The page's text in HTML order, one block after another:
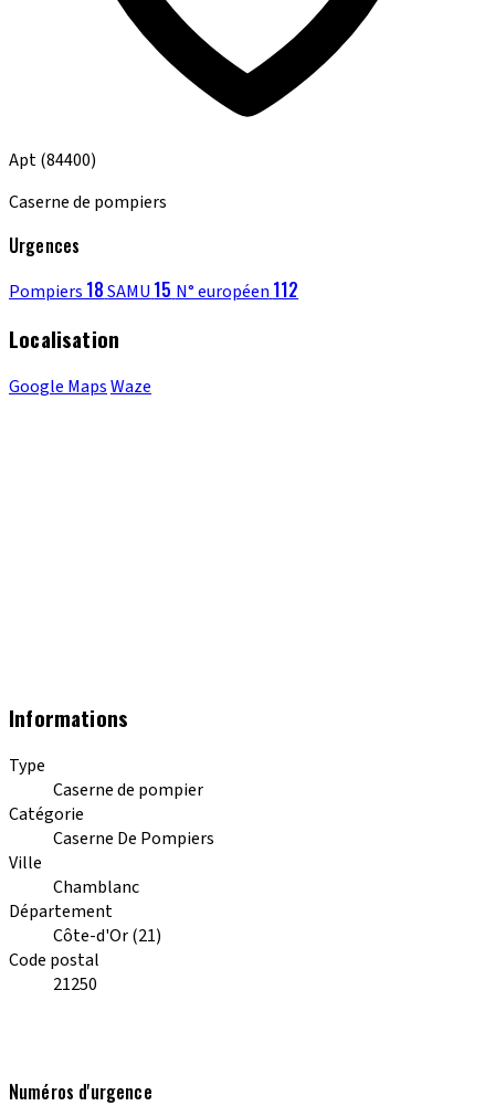
Apt(84400)
Caserne de pompiers
Urgences
Pompiers 18SAMU 15 N° européen 112
Localisation
Google MapsWaze
Informations
Type
Caserne de pompier
Catégorie
Caserne De Pompiers
Ville
Chamblanc
Département
Côte-d'Or (21)
Code postal
21250
Numéros d'urgence